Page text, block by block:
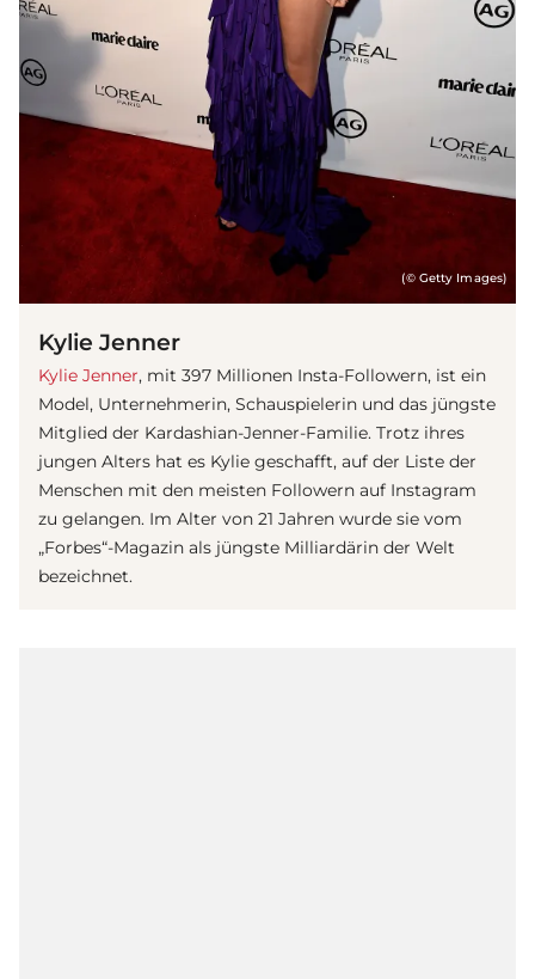
(© Getty Images)
Kylie Jenner
Kylie Jenner, mit 397 Millionen Insta-Followern, ist ein
Model, Unternehmerin, Schauspielerin und das jüngste
Mitglied der Kardashian-Jenner-Familie. Trotz ihres
jungen Alters hat es Kylie geschafft, auf der Liste der
Menschen mit den meisten Followern auf Instagram
zu gelangen. Im Alter von 21 Jahren wurde sie vom
„Forbes“-Magazin als jüngste Milliardärin der Welt
bezeichnet.